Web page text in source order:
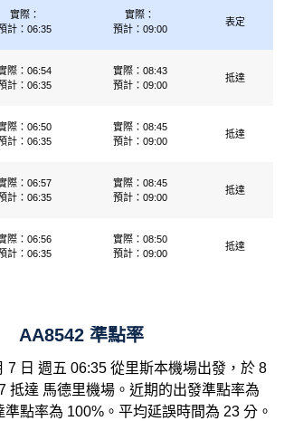
實際：
計：06:35
實際：
預計：09:00
表定
際：06:54
計：06:35
實際：08:43
預計：09:00
抵達
際：06:50
計：06:35
實際：08:45
預計：09:00
抵達
際：06:57
計：06:35
實際：08:45
預計：09:00
抵達
際：06:56
計：06:35
實際：08:50
預計：09:00
抵達
AA8542 準點率
7 日 週五 06:35 從里斯本機場出發，於 8
抵達 馬德里機場。近期的出發準點率為
點率為 100%。平均延誤時間為 23 分。